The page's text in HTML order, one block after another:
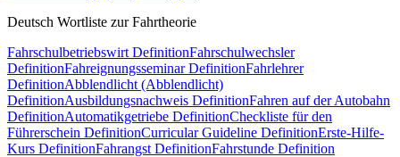
Deutsch Wortliste zur Fahrtheorie
Fahrschulbetriebswirt DefinitionFahrschulwechsler
DefinitionFahreignungsseminar DefinitionFahrlehrer
DefinitionAbblendlicht (Abblendlicht)
DefinitionAusbildungsnachweis DefinitionFahren auf der Autobahn
DefinitionAutomatikgetriebe DefinitionCheckliste für den
Führerschein DefinitionCurricular Guideline DefinitionErste-Hilfe-
Kurs DefinitionFahrangst DefinitionFahrstunde Definition